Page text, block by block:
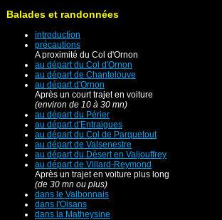
Balades et randonnées
introduction
précautions
A proximité du Col d'Ornon
au départ du Col d'Ornon
au départ de Chantelouve
au départ d'Ornon
Après un court trajet en voiture
(environ de 10 à 30 mn)
au départ du Périer
au départ d'Entraigues
au départ du Col de Parquetout
au départ de Valsenestre
au départ du Désert en Valjouffrey
au départ de Villard-Reymond
Après un trajet en voiture plus long
(de 30 mn ou plus)
dans le Valbonnais
dans l'Oisans
dans la Matheysine